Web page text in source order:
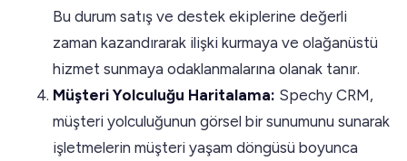
Bu durum satış ve destek ekiplerine değerli
zaman kazandırarak ilişki kurmaya ve olağanüstü
hizmet sunmaya odaklanmalarına olanak tanır.
Müşteri Yolculuğu Haritalama: Spechy CRM,
müşteri yolculuğunun görsel bir sunumunu sunarak
işletmelerin müşteri yaşam döngüsü boyunca